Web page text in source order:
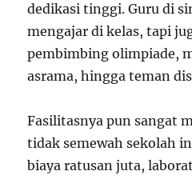
dedikasi tinggi. Guru di
mengajar di kelas, tapi
pembimbing olimpiade,
asrama, hingga teman
Fasilitasnya pun sangat
tidak semewah sekolah
biaya ratusan juta,